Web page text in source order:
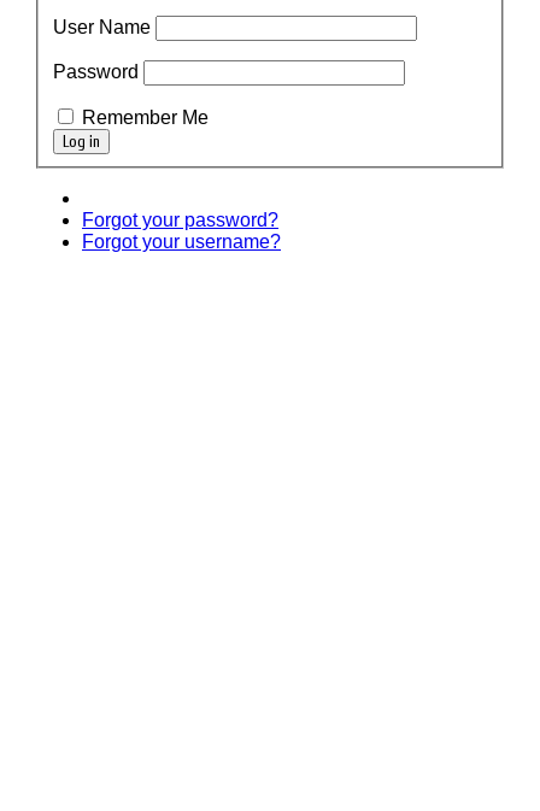
User Name
Password
Remember Me
Forgot your password?
Forgot your username?